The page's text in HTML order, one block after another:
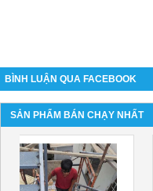
BÌNH LUẬN QUA FACEBOOK
SẢN PHẨM BÁN CHẠY NHẤT